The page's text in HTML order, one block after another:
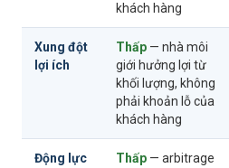
khách hàng
Xung đột
lợi ích
Thấp — nhà môi
giới hưởng lợi từ
khối lượng, không
phải khoản lỗ của
khách hàng
Động lực
Thấp — arbitrage